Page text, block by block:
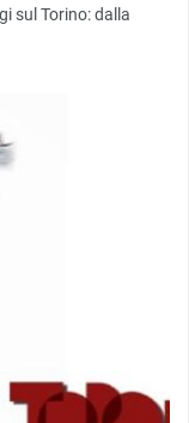
sul Torino: dalla